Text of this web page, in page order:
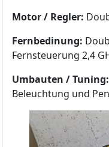
Motor / Regler:
Fernbedinung:
Fernsteuerung 2,4
Umbauten / Tuning:
Beleuchtung und